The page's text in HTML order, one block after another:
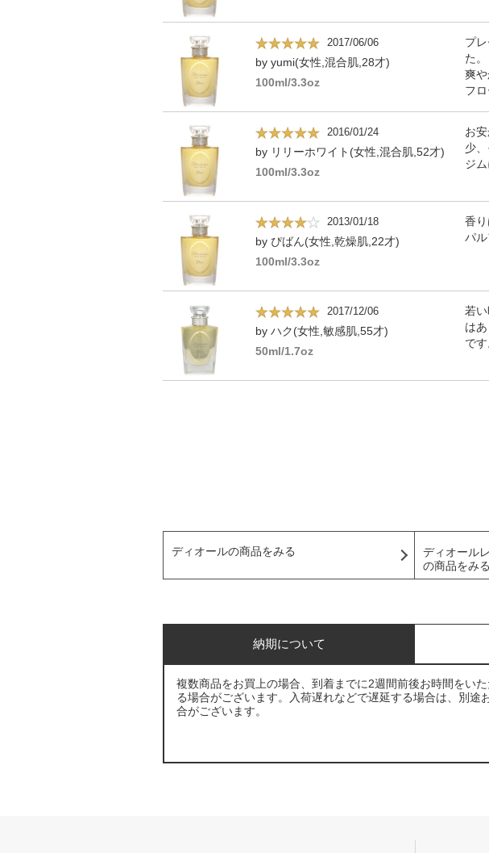
2017/06/06
by yumi(女性,混合肌,28才)
100ml/3.3oz
プ
た。
爽
フ
2016/01/24
by リリーホワイト(女性,混合肌,52才)
100ml/3.3oz
お
少
ジ
2013/01/18
by ぴばん(女性,乾燥肌,22才)
100ml/3.3oz
香
パ
2017/12/06
by ハク(女性,敏感肌,55才)
50ml/1.7oz
若
は
です
ディオールの商品をみる
ディオール
の商品をみる
納期について
複数商品をお買上の場合、到着までに2週間前後お時間をい
る場合がございます。入荷遅れなどで遅延する場合は、別
合がございます。